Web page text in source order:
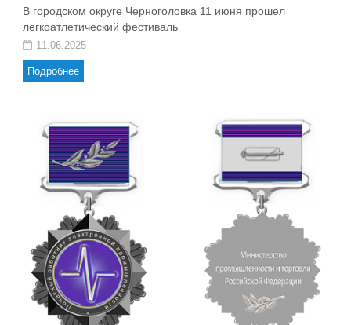
В городском округе Черноголовка 11 июня прошел
легкоатлетический фестиваль
11.06.2025
Подробнее